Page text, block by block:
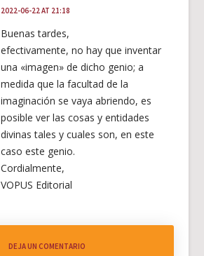
2022-06-22 AT 21:18
Buenas tardes,
efectivamente, no hay que inventar
una «imagen» de dicho genio; a
medida que la facultad de la
imaginación se vaya abriendo, es
posible ver las cosas y entidades
divinas tales y cuales son, en este
caso este genio.
Cordialmente,
VOPUS Editorial
DEJA UN COMENTARIO